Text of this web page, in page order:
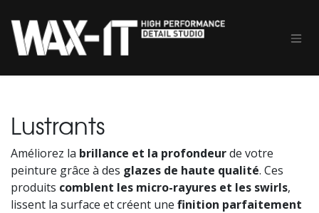
Lustrants
Améliorez la brillance et la profondeurde votre
peinture grâce à des glazes de haute qualité. Ces
produits comblent les micro-rayures et les swirls,
lissent la surface et créent une finition parfaitement